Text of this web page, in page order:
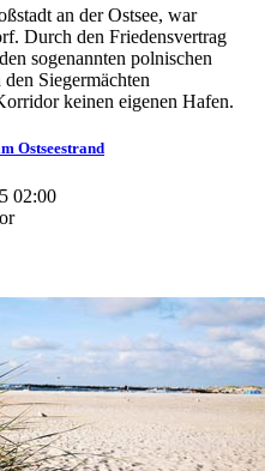
an der Ostsee, war
Durch den Friedensvertrag
sogenannten polnischen
Siegermächten
keinen eigenen Hafen.
Ostseestrand
02:00